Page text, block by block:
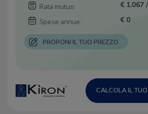
Rata mutuo:
€
Spese annue:
€ 0
PROPONI IL TUO PREZZO
CALCOLA IL